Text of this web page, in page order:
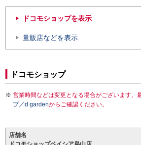
ドコモショップを表示
量販店などを表示
ドコモショップ
営業時間などは変更となる場合がございます。
プ／d gardenからご確認ください。
店舗名